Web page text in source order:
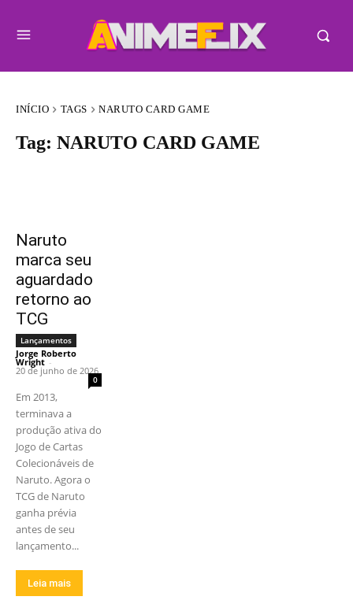
INÍCIO TAGS NARUTO CARD GAME
Tag: NARUTO CARD GAME
Naruto
marca seu
aguardado
retorno ao
TCG
Lançamentos
Jorge Roberto
Wright -
20 de junho de 2026
0
Em 2013,
terminava a
produção ativa do
Jogo de Cartas
Colecionáveis ​​de
Naruto. Agora o
TCG de Naruto
ganha prévia
antes de seu
lançamento...
Leia mais